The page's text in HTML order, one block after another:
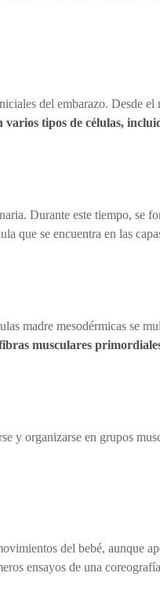
del embarazo. Desde el
tipos de células,
Durante este tiempo, se
que se encuentra en las
madre mesodérmicas se
musculares
y organizarse en grupos
del bebé, aunque
ensayos de una